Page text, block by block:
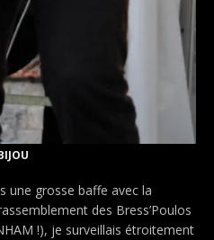
une grosse baffe avec la
des Bress’Poulos
!), je surveillais étroitement